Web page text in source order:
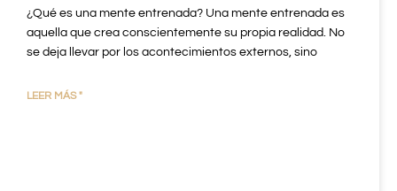
¿Qué es una mente entrenada? Una mente entrenada es
aquella que crea conscientemente su propia realidad. No
se deja llevar por los acontecimientos externos, sino
LEER MÁS "